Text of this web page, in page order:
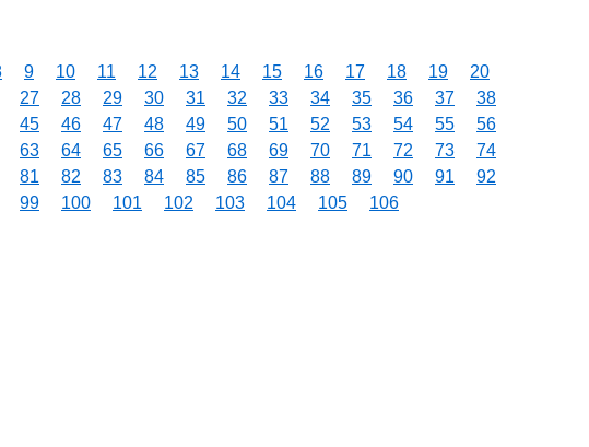
9 10 11 12 13 14 15 16 17 18 19
20
27 28 29 30 31 32 33 34 35 36 37
38
45 46 47 48 49 50 51 52 53 54 55
56
63 64 65 66 67 68 69 70 71 72 73
74
81 82 83 84 85 86 87 88 89 90 91
92
99 100 101 102 103 104 105 106